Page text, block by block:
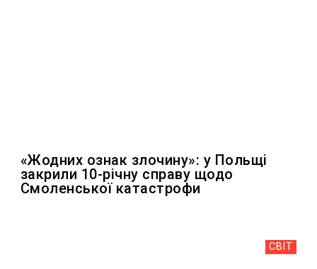
«Жодних ознак злочину»: у Польщі
закрили 10-річну справу щодо
Смоленської катастрофи
СВІТ